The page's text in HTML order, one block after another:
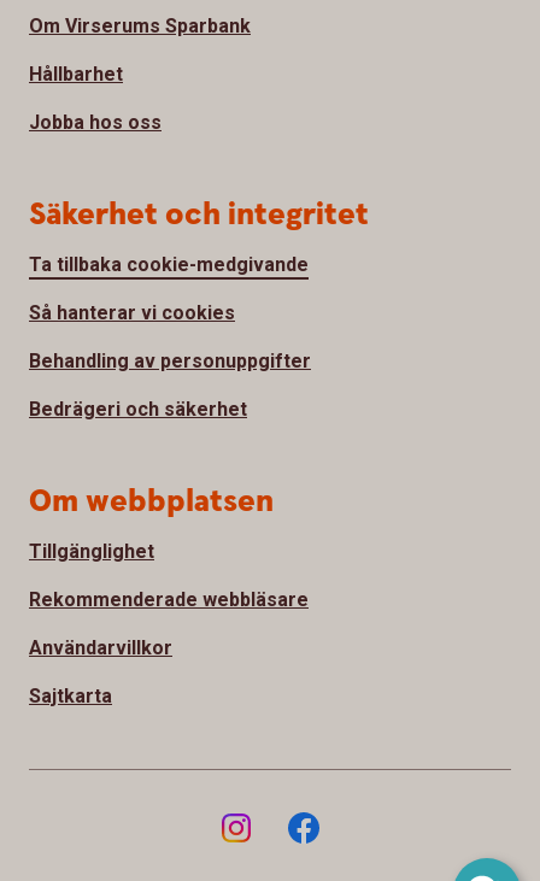
Om Virserums Sparbank
Hållbarhet
Jobba hos oss
Säkerhet och integritet
Ta tillbaka cookie-medgivande
Så hanterar vi cookies
Behandling av personuppgifter
Bedrägeri och säkerhet
Om webbplatsen
Tillgänglighet
Rekommenderade webbläsare
Användarvillkor
Sajtkarta